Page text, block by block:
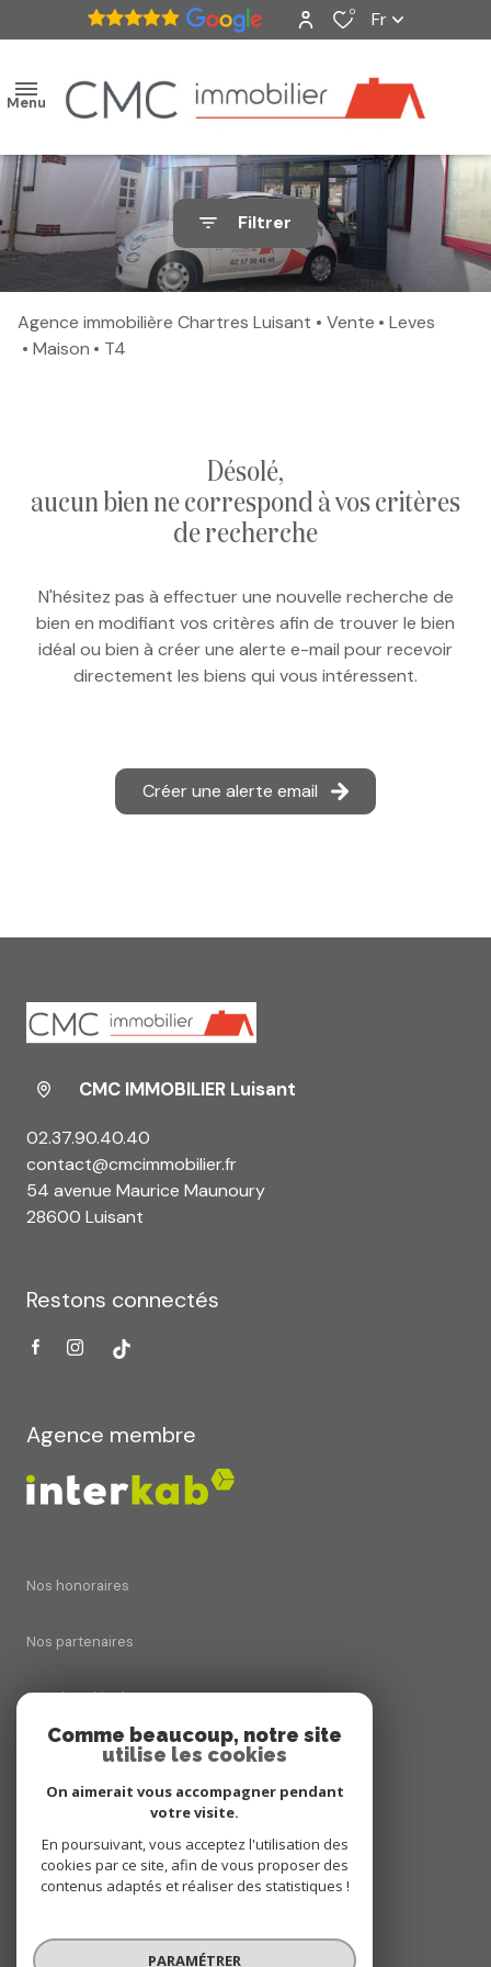
0 Fr
Menu
accueil
ventes
biens
e-mail
agence
nos
honoraires
Filtrer
Agence immobilière Chartres Luisant Vente
Leves
Maison
T4
désolé,
aucun bien ne correspond à vos critères
de recherche
N'hésitez pas à effectuer une nouvelle recherche de
bien en modifiant vos critères afin de trouver le bien
idéal ou bien à créer une alerte e-mail pour recevoir
directement les biens qui vous intéressent.
Créer une alerte email
CMC IMMOBILIER Luisant
02.37.90.40.40
contact@cmcimmobilier.fr
54 avenue Maurice Maunoury
28600 Luisant
Restons connectés
Agence membre
Nos honoraires
Nos partenaires
Mentions légales
Cookies
© 2026 | Tous droits réservés
Comme beaucoup, notre site
utilise les cookies
On aimerait vous accompagner pendant
votre visite.
En poursuivant, vous acceptez l'utilisation des
cookies par ce site, afin de vous proposer des
contenus adaptés et réaliser des statistiques !
PARAMÉTRER